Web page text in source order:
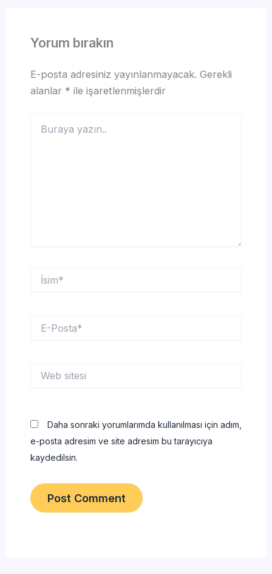
Yorum bırakın
E-posta adresiniz yayınlanmayacak. Gerekli
alanlar * ile işaretlenmişlerdir
yazın..
İsim*
Posta*
sitesi
Daha sonraki yorumlarımda kullanılması için adım,
e-posta adresim ve site adresim bu tarayıcıya
kaydedilsin.